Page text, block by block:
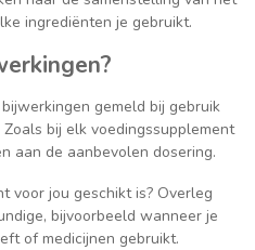
ingrediënten je gebruikt.
gemeld bij gebruik
bij elk voedingssupplement
aan de aanbevolen dosering.
voor jou geschikt is? Overleg
bijvoorbeeld wanneer je
of medicijnen gebruikt.